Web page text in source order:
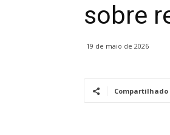
sobre
19 de maio de 2026
Compartilhado